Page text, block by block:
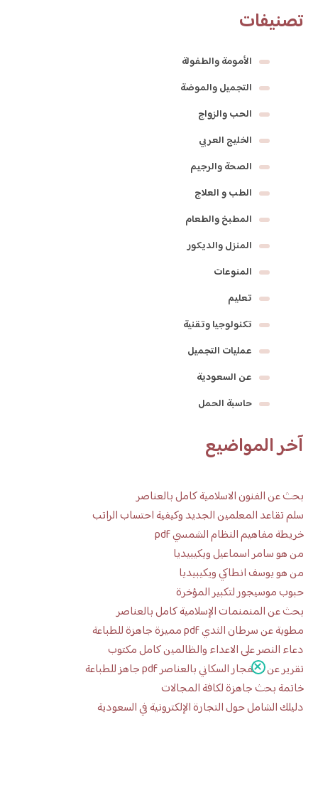
تصنيفات
الأمومة والطفولة
التجميل والموضة
الحب والزواج
الخليج العربي
الصحة والرجيم
الطب و العلاج
المطبخ والطعام
المنزل والديكور
المنوعات
تعليم
تكنولوجيا وتقنية
عمليات التجميل
عن السعودية
حاسبة الحمل
آخر المواضيع
بحث عن الفنون الاسلامية كامل بالعناصر
سلم تقاعد المعلمين الجديد وكيفية احتساب الراتب
خريطة مفاهيم النظام الشمسي pdf
من هو سامر اسماعيل ويكيبيديا
من هو يوسف انطاكي ويكيبيديا
حبوب موسيجور لتكبير المؤخرة
بحث عن المنمنمات الإسلامية كامل بالعناصر
مطوية عن سرطان الثدي pdf مميزة جاهزة للطباعة
دعاء النصر على الاعداء والظالمين كامل مكتوب
تقرير عن الانفجار السكاني بالعناصر pdf جاهز للطباعة
خاتمة بحث جاهزة لكافة المجالات
دليلك الشامل حول التجارة الإلكترونية في السعودية